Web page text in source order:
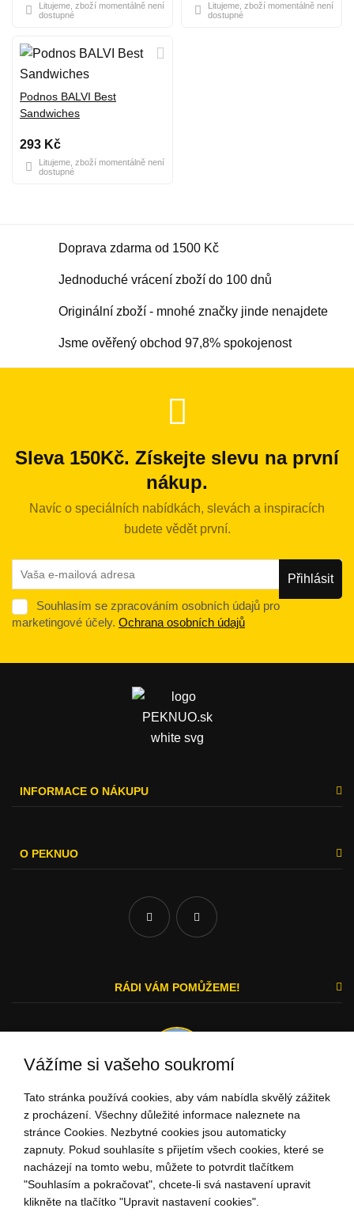
Litujeme, zboží momentálně není
dostupné
Litujeme, zboží momentálně není
dostupné
Podnos BALVI Best
Sandwiches
293 Kč
Litujeme, zboží momentálně není
dostupné
Doprava zdarma od 1500 Kč
Jednoduché vrácení zboží do 100 dnů
Originální zboží - mnohé značky jinde nenajdete
Jsme ověřený obchod 97,8% spokojenost
Sleva 150Kč. Získejte slevu na první
nákup.
Navíc o speciálních nabídkách, slevách a inspiracích
budete vědět první.
Souhlasím se zpracováním osobních údajů pro
marketingové účely. Ochrana osobních údajů
INFORMACE O NÁKUPU
O PEKNUO
RÁDI VÁM POMŮŽEME!
Michal a Zuzka
ZÁKAZNICKÝ SERVIS
+42 1948732 275
Vážíme si vašeho soukromí
Tato stránka používá cookies, aby vám nabídla skvělý zážitek
z procházení. Všechny důležité informace naleznete na
stránce Cookies. Nezbytné cookies jsou automaticky
zapnuty. Pokud souhlasíte s přijetím všech cookies, které se
nacházejí na tomto webu, můžete to potvrdit tlačítkem
"Souhlasím a pokračovat", chcete-li svá nastavení upravit
klikněte na tlačítko "Upravit nastavení cookies".